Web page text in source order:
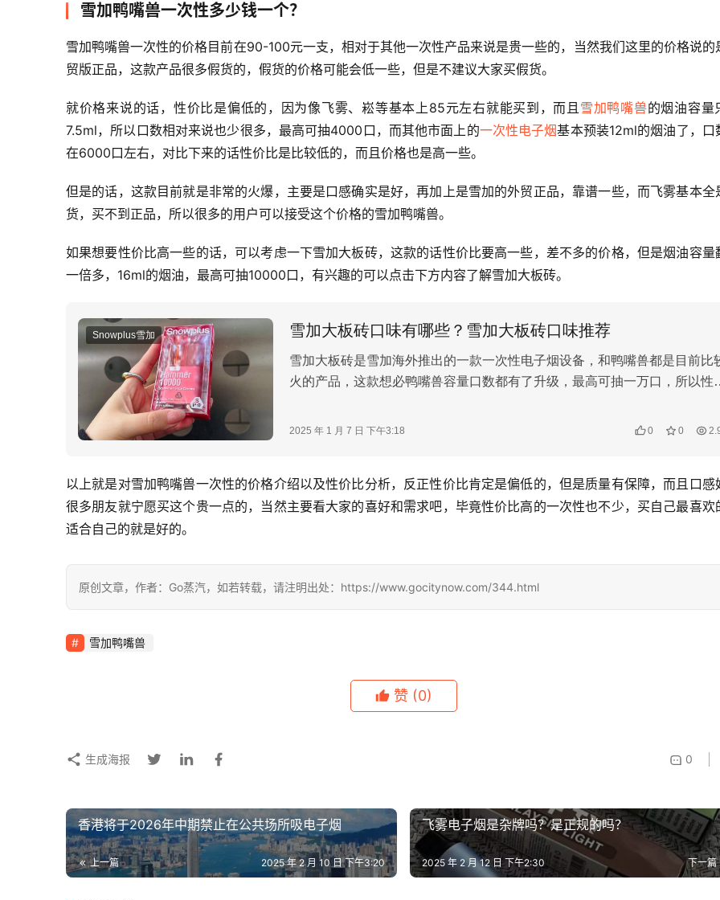
雪加鸭嘴兽一次性多少钱一个？
雪加鸭嘴兽一次性的价格目前在90-100元一支，相对于其他一次性产品来说是贵一些的，当然我们这里的价格说的
贸版正品，这款产品很多假货的，假货的价格可能会低一些，但是不建议大家买假货。
就价格来说的话，性价比是偏低的，因为像飞雾、崧等基本上85元左右就能买到，而且雪加鸭嘴兽的烟油容量
7.5ml，所以口数相对来说也少很多，最高可抽4000口，而其他市面上的一次性电子烟基本预装12ml的烟油了，口
在6000口左右，对比下来的话性价比是比较低的，而且价格也是高一些。
但是的话，这款目前就是非常的火爆，主要是口感确实是好，再加上是雪加的外贸正品，靠谱一些，而飞雾基本全
货，买不到正品，所以很多的用户可以接受这个价格的雪加鸭嘴兽。
如果想要性价比高一些的话，可以考虑一下雪加大板砖，这款的话性价比要高一些，差不多的价格，但是烟油容量
一倍多，16ml的烟油，最高可抽10000口，有兴趣的可以点击下方内容了解雪加大板砖。
以上就是对雪加鸭嘴兽一次性的价格介绍以及性价比分析，反正性价比肯定是偏低的，但是质量有保障，而且口感
很多朋友就宁愿买这个贵一点的，当然主要看大家的喜好和需求吧，毕竟性价比高的一次性也不少，买自己最喜欢
适合自己的就是好的。
原创文章，作者：Go蒸汽，如若转载，请注明出处：https://www.gocitynow.com/344.html
雪加鸭嘴兽
赞 (0)
0
生成海报
香港将于2026年中期禁止在公共场所吸电子烟
上一篇 2025 年 2 月 10 日 下午3:20
飞雾电子烟是杂牌吗？是正规的吗？
下一篇
2025 年 2 月 12 日 下午2:30